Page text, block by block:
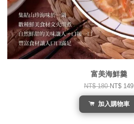
富美海鮮羹
NT$ 180NT$ 149
加入購物車